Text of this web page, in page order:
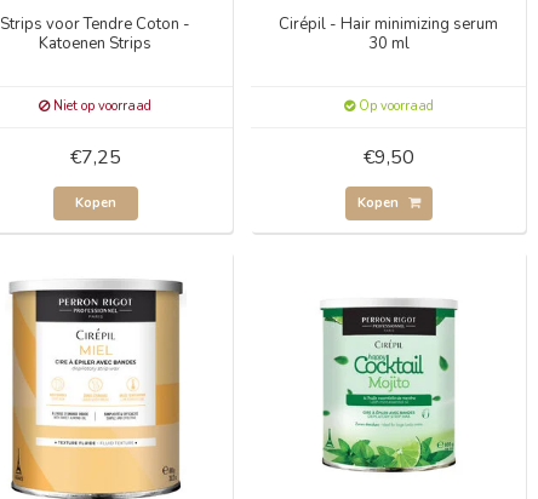
Strips voor Tendre Coton -
Katoenen Strips
Niet op voorraad
€7,25
Kopen
Cirépil - Hair minimizing serum
30 ml
Op voorraad
€9,50
Kopen